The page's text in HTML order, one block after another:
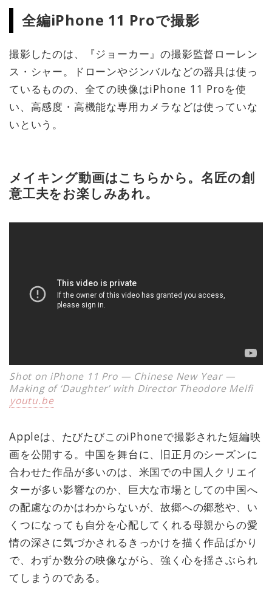
全編iPhone 11 Proで撮影
撮影したのは、『ジョーカー』の撮影監督ローレン
ス・シャー。ドローンやジンバルなどの器具は使っ
ているものの、全ての映像はiPhone 11 Proを使
い、高感度・高機能な専用カメラなどは使っていな
いという。
メイキング動画はこちらから。名匠の創
意工夫をお楽しみあれ。
Shot on iPhone 11 Pro — Chinese New Year —
Making of ‘Daughter’ with Director Theodore Melfi
youtu.be
Appleは、たびたびこのiPhoneで撮影された短編映
画を公開する。中国を舞台に、旧正月のシーズンに
合わせた作品が多いのは、米国での中国人クリエイ
ターが多い影響なのか、巨大な市場としての中国へ
の配慮なのかはわからないが、故郷への郷愁や、い
くつになっても自分を心配してくれる母親からの愛
情の深さに気づかされるきっかけを描く作品ばかり
で、わずか数分の映像ながら、強く心を揺さぶられ
てしまうのである。